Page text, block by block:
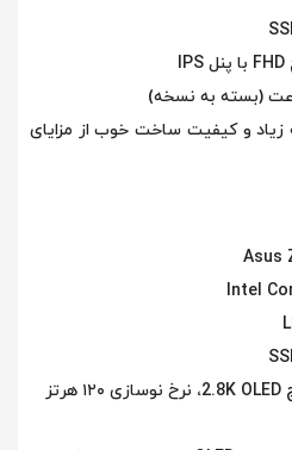
زیاد و کیفیت ساخت خوب از مزایای
Asus